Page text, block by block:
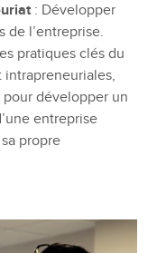
: Développer
de l’entreprise.
pratiques clés du
pour développer un
entreprise
propre